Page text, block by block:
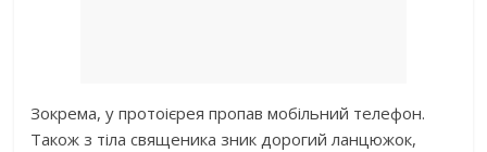
Зокрема, у протоієрея пропав мобільний телефон.
Також з тіла священика зник дорогий ланцюжок,